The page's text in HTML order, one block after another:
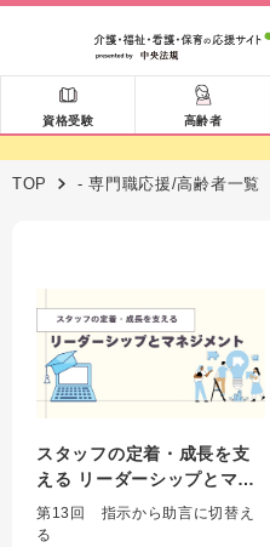
資格受験 高齢者
TOP - 専門職応援/高齢者一覧
スタッフの定着・成長を支
える リーダーシップとマネ
ジメント 第13回
第13回 指示から助言に切替え
る